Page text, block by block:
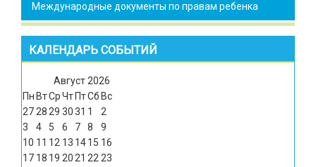
Международные документы по правам ребенка
КАЛЕНДАРЬ СОБЫТИЙ
Август2026
Пн ВтСрЧт ПтСб Вс
272829 3031 1
2
3
4 5 6 7 8
9
10 11 12 13 1415 16
17 18 19 2021 2223